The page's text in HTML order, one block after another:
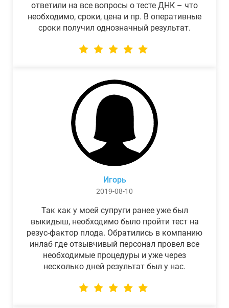
ответили на все вопросы о тесте ДНК – что
необходимо, сроки, цена и пр. В оперативные
сроки получил однозначный результат.
Игорь
2019-08-10
Так как у моей супруги ранее уже был
выкидыш, необходимо было пройти тест на
резус-фактор плода. Обратились в компанию
инлаб где отзывчивый персонал провел все
необходимые процедуры и уже через
несколько дней результат был у нас.